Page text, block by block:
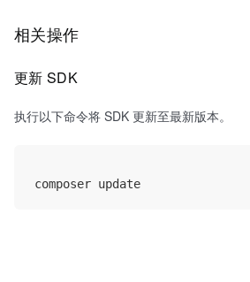
相关操作
更新 SDK
执行以下命令将 SDK 更新至最新版本。